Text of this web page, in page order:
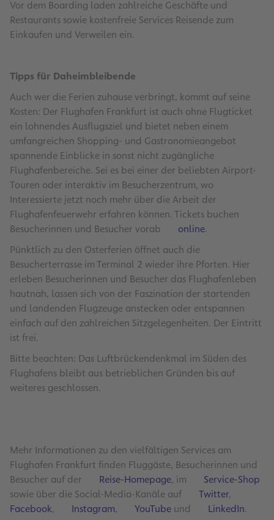
Vor dem Boarding laden zahlreiche Geschäfte und
Restaurants sowie kostenfreie Services Reisende zum
Einkaufen und Verweilen ein.
Tipps für Daheimbleibende
Auch wer die Ferien zuhause verbringt, kommt auf seine
Kosten: Der Flughafen Frankfurt ist auch ohne Flugticket
ein lohnendes Ausflugsziel und bietet neben einem
umfangreichen Shopping- und Gastronomieangebot
spannende Einblicke in sonst nicht zugängliche
Flughafenbereiche. Sei es bei einer der beliebten Airport-
Touren oder interaktiv im Besucherzentrum, wo
Interessierte jetzt noch mehr über die Arbeit der
Flughafenfeuerwehr erfahren können. Tickets buchen
Besucherinnen und Besucher vorab
online.
Pünktlich zu den Osterferien öffnet auch die
Besucherterrasse im Terminal 2 wieder ihre Pforten. Hier
erleben Besucherinnen und Besucher das Flughafenleben
hautnah, lassen sich von der Faszination der startenden
und landenden Flugzeuge anstecken oder entspannen
einfach auf den zahlreichen Sitzgelegenheiten. Der Eintritt
ist frei.
Bitte beachten: Das Luftbrückendenkmal im Süden des
Flughafens bleibt aus betrieblichen Gründen bis auf
weiteres geschlossen.
Mehr Informationen zu den vielfältigen Services am
Flughafen Frankfurt finden Fluggäste, Besucherinnen und
Besucher auf der
Reise-Homepage, im
Service-Shop
sowie über die Social-Media-Kanäle auf
Twitter,
Facebook, Instagram, YouTube und LinkedIn.